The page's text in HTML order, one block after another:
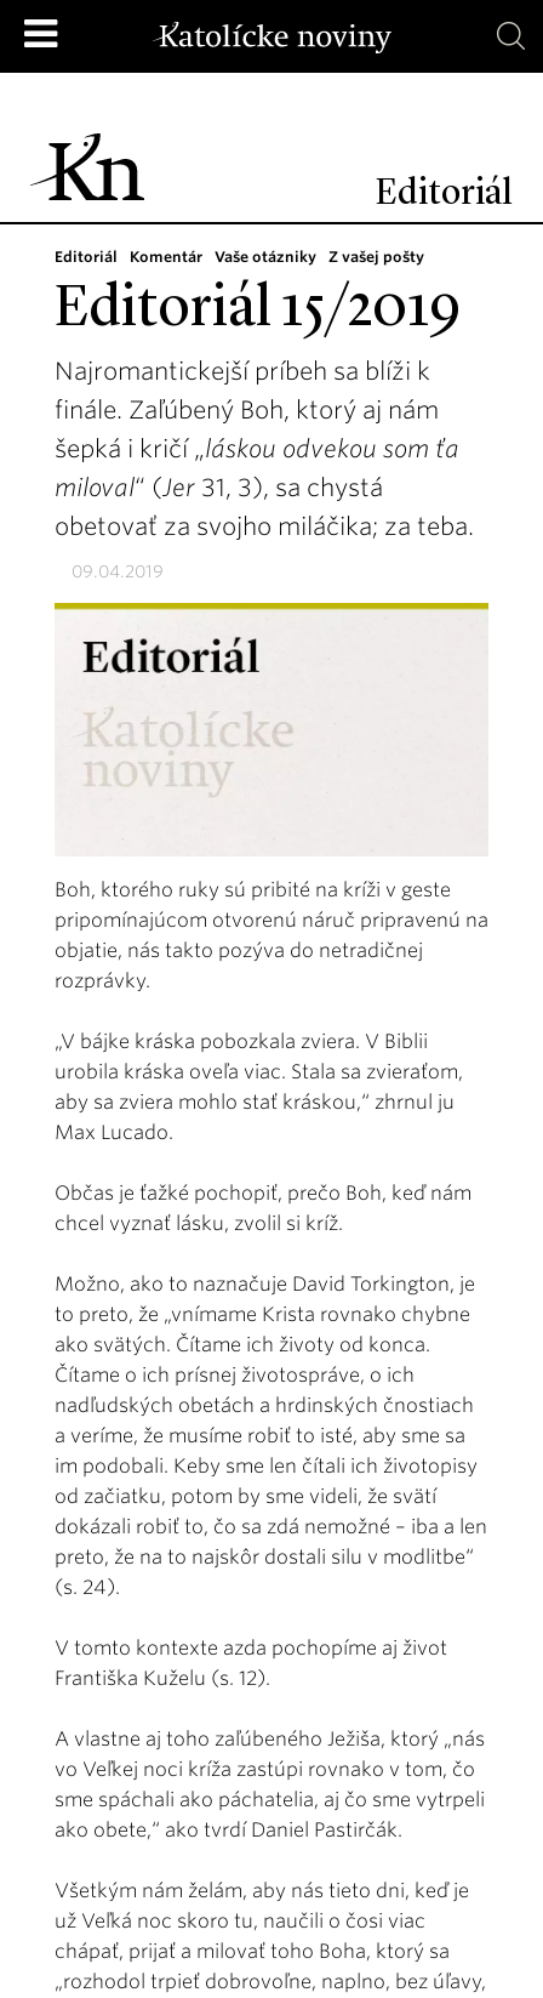
Editoriál
Editoriál Komentár Vaše otázniky Z vašej pošty
Editoriál 15/2019
Najromantickejší príbeh sa blíži k
finále. Zaľúbený Boh, ktorý aj nám
šepká i kričí „láskou odvekou som ťa
miloval“ (Jer 31, 3), sa chystá
obetovať za svojho miláčika; za teba.
09.04.2019
Boh, ktorého ruky sú pribité na kríži v geste
pripomínajúcom otvorenú náruč pripravenú na
objatie, nás takto pozýva do netradičnej
rozprávky.
„V bájke kráska pobozkala zviera. V Biblii
urobila kráska oveľa viac. Stala sa zvieraťom,
aby sa zviera mohlo stať kráskou,“ zhrnul ju
Max Lucado.
Občas je ťažké pochopiť, prečo Boh, keď nám
chcel vyznať lásku, zvolil si kríž.
Možno, ako to naznačuje David Torkington, je
to preto, že „vnímame Krista rovnako chybne
ako svätých. Čítame ich životy od konca.
Čítame o ich prísnej životospráve, o ich
nadľudských obetách a hrdinských čnostiach
a veríme, že musíme robiť to isté, aby sme sa
im podobali. Keby sme len čítali ich životopisy
od začiatku, potom by sme videli, že svätí
dokázali robiť to, čo sa zdá nemožné – iba a len
preto, že na to najskôr dostali silu v modlitbe“
(s. 24).
V tomto kontexte azda pochopíme aj život
Františka Kuželu (s. 12).
A vlastne aj toho zaľúbeného Ježiša, ktorý „nás
vo Veľkej noci kríža zastúpi rovnako v tom, čo
sme spáchali ako páchatelia, aj čo sme vytrpeli
ako obete,“ ako tvrdí Daniel Pastirčák.
Všetkým nám želám, aby nás tieto dni, keď je
už Veľká noc skoro tu, naučili o čosi viac
chápať, prijať a milovať toho Boha, ktorý sa
„rozhodol trpieť dobrovoľne, naplno, bez úľavy,